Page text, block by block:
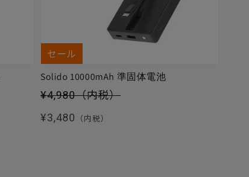
セール
Solido 10000mAh 準固体電池
セール価格
¥4,980（内税）
通常価格
¥3,480 （内税）